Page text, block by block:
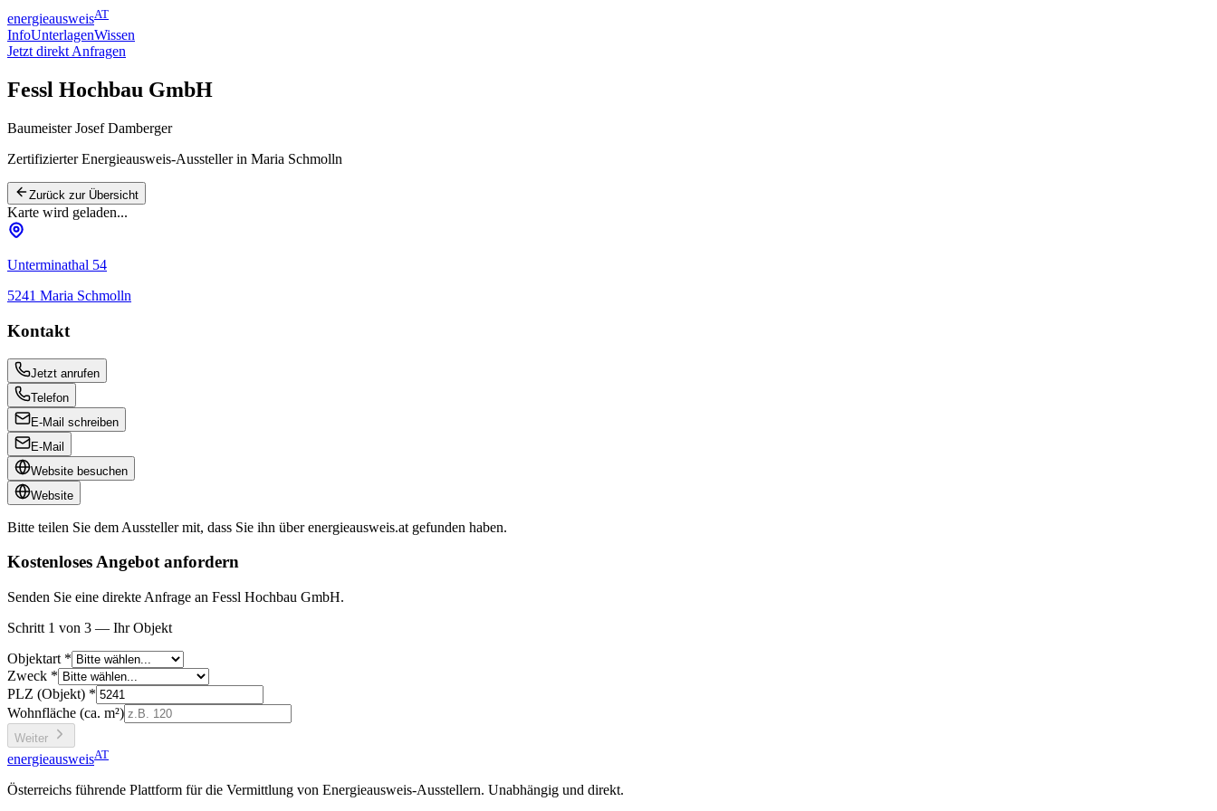
energieausweisAT
InfoUnterlagenWissen
Jetzt direkt Anfragen
Fessl Hochbau GmbH
Baumeister Josef Damberger
Zertifizierter Energieausweis-Ausstellerin Maria Schmolln
Zurück zur Übersicht
Karte wird geladen...
Unterminathal 54
5241 Maria Schmolln
Kontakt
Jetzt anrufen
Telefon
E-Mail schreiben
E-Mail
Website besuchen
Website
Bitte teilen Sie dem Aussteller mit, dass Sie ihn überenergieausweis.at gefunden haben.
Kostenloses Angebot anfordern
Senden Sie eine direkte Anfrage an Fessl Hochbau GmbH.
Schritt 1 von 3 — Ihr Objekt
Objektart *
Zweck *
PLZ (Objekt) *
Wohnfläche (ca. m²)
Weiter
energieausweisAT
Österreichs führende Plattform für die Vermittlung von Energieausweis-Ausstellern. Unabhängig und direkt.